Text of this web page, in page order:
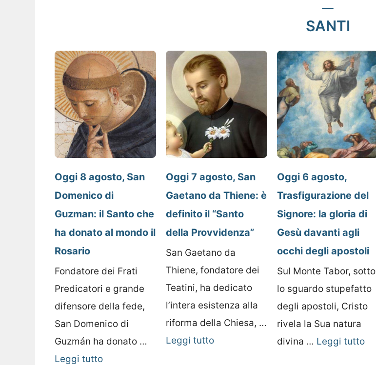
SANTI
Oggi 8 agosto, San
Domenico di
Guzman: il Santo che
ha donato al mondo il
Rosario
Fondatore dei Frati
Predicatori e grande
difensore della fede,
San Domenico di
Guzmán ha donato …
Leggi tutto
Oggi 7 agosto, San
Gaetano da Thiene: è
definito il “Santo
della Provvidenza”
San Gaetano da
Thiene, fondatore dei
Teatini, ha dedicato
l’intera esistenza alla
riforma della Chiesa, …
Leggi tutto
Oggi 6 agosto,
Trasfigurazione del
Signore: la gloria di
Gesù davanti agli
occhi degli apostoli
Sul Monte Tabor, sotto
lo sguardo stupefatto
degli apostoli, Cristo
rivela la Sua natura
divina … Leggi tutto